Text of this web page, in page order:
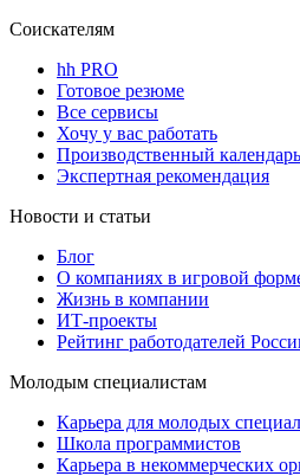
Соискателям
hh PRO
Готовое резюме
Все сервисы
Хочу у вас работать
Производственный календарь
Экспертная рекомендация
Новости и статьи
Блог
О компаниях в игровой
Жизнь в компании
ИТ-проекты
Рейтинг работодателей
Молодым специалистам
Карьера для молодых
Школа программистов
Карьера в некоммерческих